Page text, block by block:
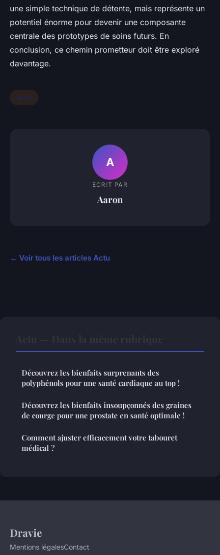
une simple technique de détente, mais représente un
potentiel énorme pour devenir une composante
centrale des prototypes de soins futurs. En
conclusion, ce chemin prometteur doit être exploré
davantage.
Actu
A
ECRIT PAR
Aaron
← Voir tous les articles Actu
Découvrez les bienfaits surprenants des
polyphénols pour une santé cardiaque au top !
Découvrez les bienfaits insoupçonnés des graines
de courge pour une prostate en santé optimale !
Comment ajuster efficacement votre tabouret
médical ?
Dravie
Mentions légalesContact